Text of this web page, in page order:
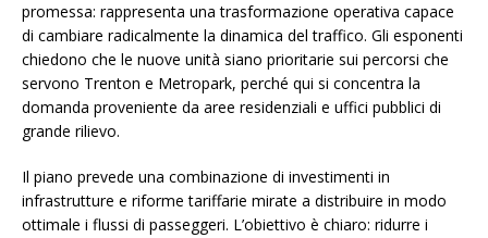
promessa: rappresenta una trasformazione operativa capace
di cambiare radicalmente la dinamica del traffico. Gli esponenti
chiedono che le nuove unità siano prioritarie sui percorsi che
servono Trenton e Metropark, perché qui si concentra la
domanda proveniente da aree residenziali e uffici pubblici di
grande rilievo.
Il piano prevede una combinazione di investimenti in
infrastrutture e riforme tariffarie mirate a distribuire in modo
ottimale i flussi di passeggeri. L’obiettivo è chiaro: ridurre i